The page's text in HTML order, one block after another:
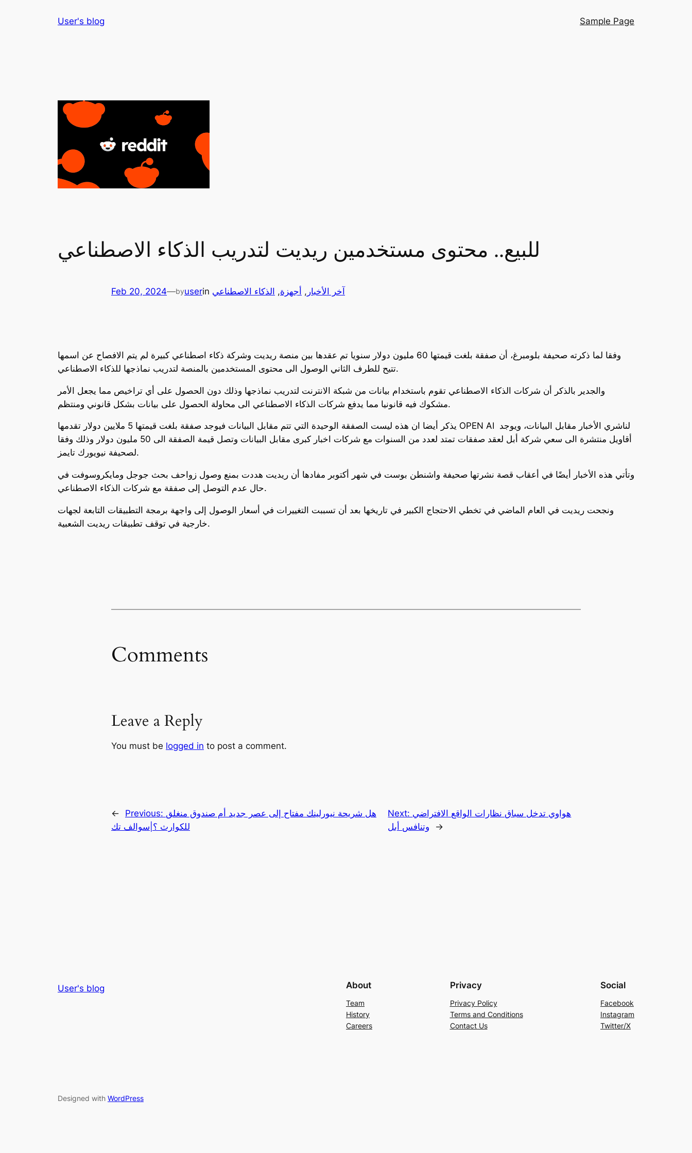
User's blog Sample Page
للبيع.. محتوى مستخدمين ريديت لتدريب الذكاء الاصطناعي
Feb 20, 2024—byuserin آخر الأخبار , أجهزة, الذكاء الاصطناعي
وفقا لما ذكرته صحيفة بلومبرغ، أن صفقة بلغت قيمتها 60 مليون دولار سنويا تم عقدها بين منصة ريديت وشركة ذكاء اصطناعي كبيرة لم يتم الافصاح عن اسمها
تتيح للطرف الثاني الوصول الى محتوى المستخدمين بالمنصة لتدريب نماذجها للذكاء الاصطناعي.
والجدير بالذكر أن شركات الذكاء الاصطناعي تقوم باستخدام بيانات من شبكة الانترنت لتدريب نماذجها وذلك دون الحصول على أي تراخيص مما يجعل الأمر
مشكوك فيه قانونيا مما يدفع شركات الذكاء الاصطناعي الى محاولة الحصول على بيانات بشكل قانوني ومنتظم.
يذكر أيضا ان هذه ليست الصفقة الوحيدة التي تتم مقابل البيانات فيوجد صفقة بلغت قيمتها 5 ملايين دولار تقدمها OPEN AI لناشري الأخبار مقابل البيانات، ويوجد
أقاويل منتشرة الى سعي شركة أبل لعقد صفقات تمتد لعدد من السنوات مع شركات اخبار كبرى مقابل البيانات وتصل قيمة الصفقة الى 50 مليون دولار وذلك وفقا
لصحيفة نيويورك تايمز.
وتأتي هذه الأخبار أيضًا في أعقاب قصة نشرتها صحيفة واشنطن بوست في شهر أكتوبر مفادها أن ريديت هددت بمنع وصول زواحف بحث جوجل ومايكروسوفت في
حال عدم التوصل إلى صفقة مع شركات الذكاء الاصطناعي.
ونجحت ريديت في العام الماضي في تخطي الاحتجاج الكبير في تاريخها بعد أن تسببت التغييرات في أسعار الوصول إلى واجهة برمجة التطبيقات التابعة لجهات
خارجية في توقف تطبيقات ريديت الشعبية.
Comments
Leave a Reply
You must be logged in to post a comment.
← Previous: هل شريحة نيورلينك مفتاح إلى عصر جديد أم صندوق منغلق
للكوارث ؟|سوالف تك
Next: هواوي تدخل سباق نظارات الواقع الافتراضي
وتنافس أبل
→
User's blog About
Team
History
Careers
Privacy
Privacy Policy
Terms and Conditions
Contact Us
Social
Facebook
Instagram
Twitter/X
Designed with WordPress